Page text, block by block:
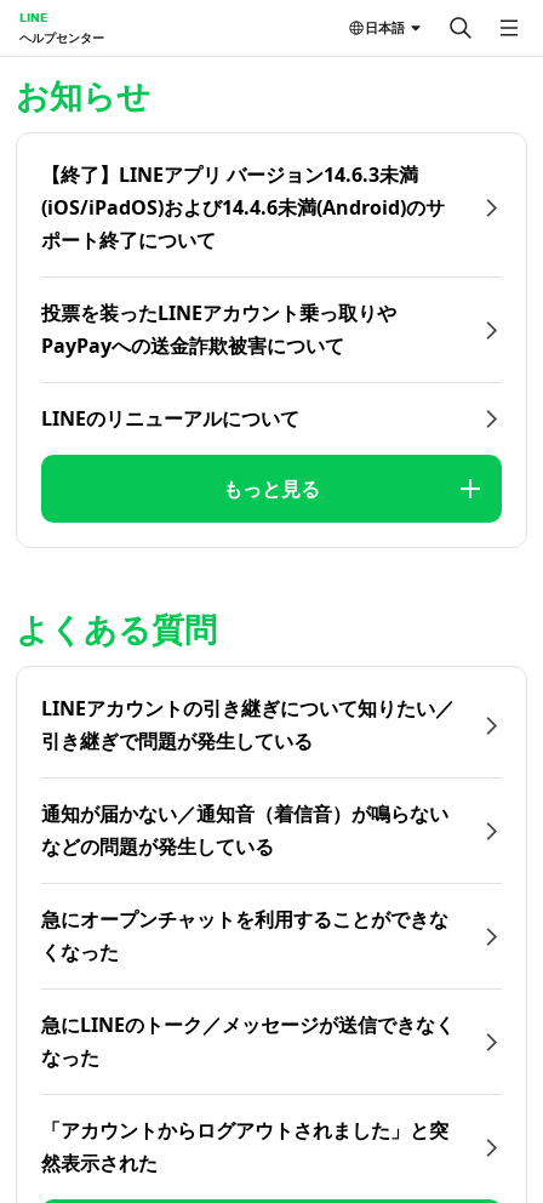
LINE
ヘルプセンター
日本語
お知らせ
【終了】LINEアプリ バージョン14.6.3未満
(iOS/iPadOS)および14.4.6未満(Android)のサ
ポート終了について
投票を装ったLINEアカウント乗っ取りや
PayPayへの送金詐欺被害について
LINEのリニューアルについて
もっと見る
よくある質問
LINEアカウントの引き継ぎについて知りたい／
引き継ぎで問題が発生している
通知が届かない／通知音（着信音）が鳴らない
などの問題が発生している
急にオープンチャットを利用することができな
くなった
急にLINEのトーク／メッセージが送信できなく
なった
「アカウントからログアウトされました」と突
然表示された